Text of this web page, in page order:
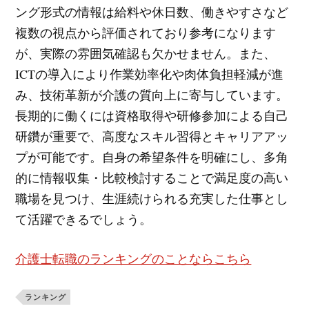
ング形式の情報は給料や休日数、働きやすさなど
複数の視点から評価されており参考になります
が、実際の雰囲気確認も欠かせません。また、
ICTの導入により作業効率化や肉体負担軽減が進
み、技術革新が介護の質向上に寄与しています。
長期的に働くには資格取得や研修参加による自己
研鑽が重要で、高度なスキル習得とキャリアアッ
プが可能です。自身の希望条件を明確にし、多角
的に情報収集・比較検討することで満足度の高い
職場を見つけ、生涯続けられる充実した仕事とし
て活躍できるでしょう。
介護士転職のランキングのことならこちら
ランキング